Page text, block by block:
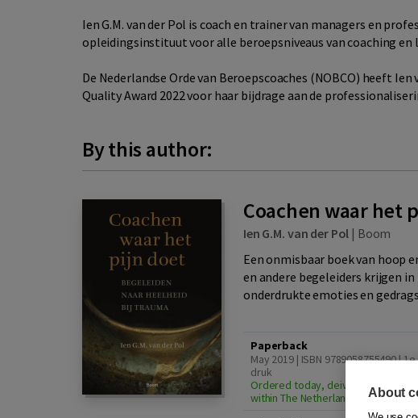
Ien G.M. van der Pol is coach en trainer van managers en
opleidingsinstituut voor alle beroepsniveaus van coaching
De Nederlandse Orde van Beroepscoaches (NOBCO) heeft
Quality Award 2022 voor haar bijdrage aan de
By this author:
Coachen waar het
Ien G.M. van der Pol | Boom
Een onmisbaar boek van hoop
en andere begeleiders krijgen
onderdrukte emoties en
Paperback
May 2019 | ISBN 9789058755490 | 1e
druk
Ordered today, deivered dinsdag
within The Netherlands
About